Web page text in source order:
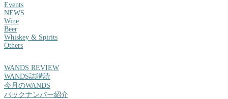
Events
NEWS
Wine
Beer
Whiskey & Spirits
Others
WANDS REVIEW
WANDS誌購読
今月のWANDS
バックナンバー紹介